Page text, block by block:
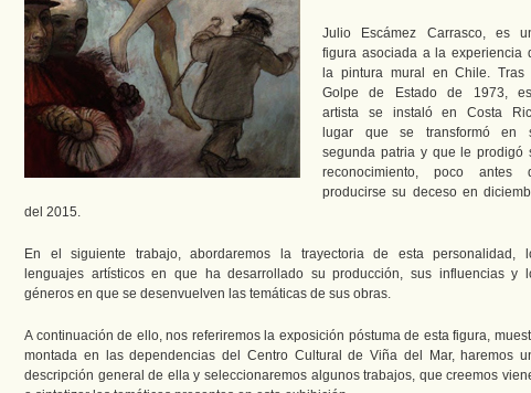
Julio Escámez Carrasco, es
figura asociada a la experiencia
la pintura mural en Chile. Tras
Golpe de Estado de 1973,
artista se instaló en Costa
lugar que se transformó en
segunda patria y que le prodigó
reconocimiento, poco antes
producirse su deceso en
del 2015.
En el siguiente trabajo, abordaremos la trayectoria de esta personalidad,
lenguajes artísticos en que ha desarrollado su producción, sus influencias y
géneros en que se desenvuelven las temáticas de sus obras.
A continuación de ello, nos referiremos la exposición póstuma de esta figura,
montada en las dependencias del Centro Cultural de Viña del Mar, haremos
descripción general de ella y seleccionaremos algunos trabajos, que creemos